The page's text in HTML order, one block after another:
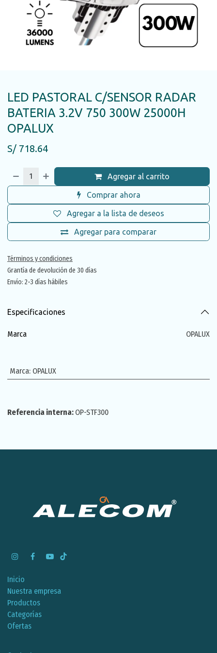
LED PASTORAL C/SENSOR RADAR
BATERIA 3.2V 750 300W 25000H
OPALUX
S/ 718.64
Agregar al carrito
Comprar ahora
Agregar para comparar
Agregar a la lista de deseos
Términos y condiciones
Grantía de devolución de 30 días
Envío: 2-3 días hábiles
Especificaciones
Marca OPALUX
Marca: OPALUX
Referencia interna: OP-STF300
Inicio
Nuestra empresa
Productos
Categorías
Ofertas